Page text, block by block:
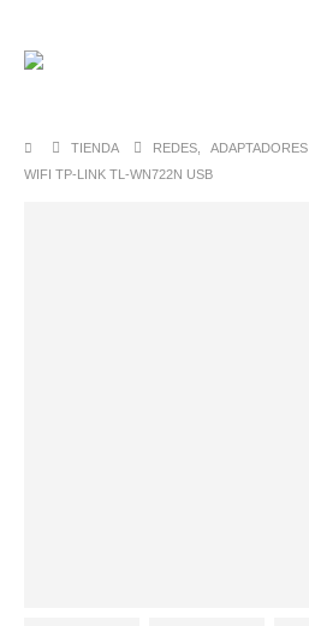
TIENDA REDES
ADAPTADORES
WIFI TP-LINK TL-WN722N USB